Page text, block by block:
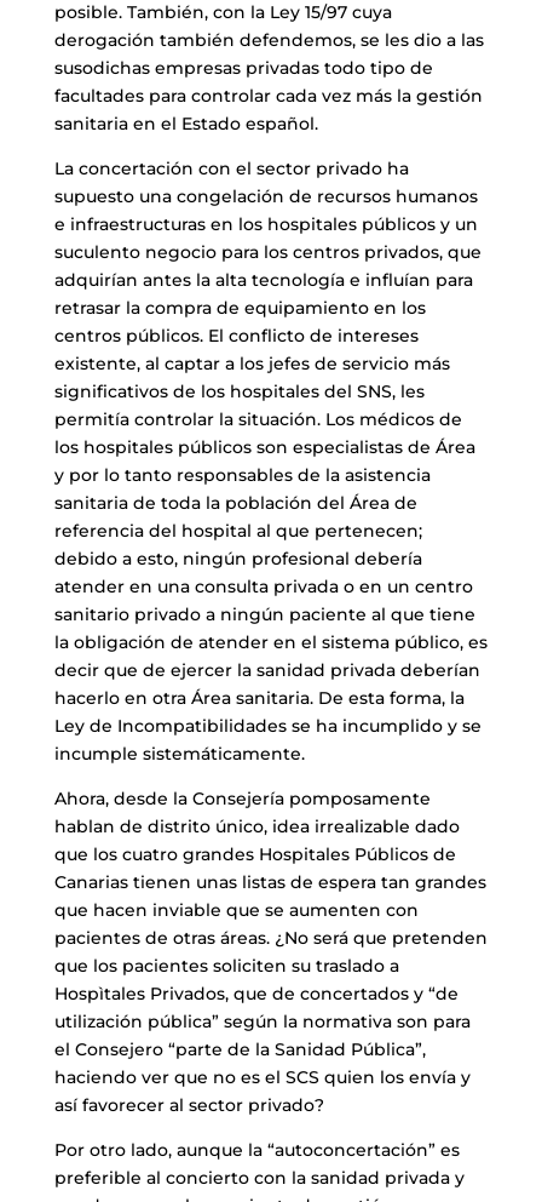
posible. También, con la Ley 15/97 cuya
derogación también defendemos, se les dio a las
susodichas empresas privadas todo tipo de
facultades para controlar cada vez más la gestión
sanitaria en el Estado español.
La concertación con el sector privado ha
supuesto una congelación de recursos humanos
e infraestructuras en los hospitales públicos y un
suculento negocio para los centros privados, que
adquirían antes la alta tecnología e influían para
retrasar la compra de equipamiento en los
centros públicos. El conflicto de intereses
existente, al captar a los jefes de servicio más
significativos de los hospitales del SNS, les
permitía controlar la situación. Los médicos de
los hospitales públicos son especialistas de Área
y por lo tanto responsables de la asistencia
sanitaria de toda la población del Área de
referencia del hospital al que pertenecen;
debido a esto, ningún profesional debería
atender en una consulta privada o en un centro
sanitario privado a ningún paciente al que tiene
la obligación de atender en el sistema público, es
decir que de ejercer la sanidad privada deberían
hacerlo en otra Área sanitaria. De esta forma, la
Ley de Incompatibilidades se ha incumplido y se
incumple sistemáticamente.
Ahora, desde la Consejería pomposamente
hablan de distrito único, idea irrealizable dado
que los cuatro grandes Hospitales Públicos de
Canarias tienen unas listas de espera tan grandes
que hacen inviable que se aumenten con
pacientes de otras áreas. ¿No será que pretenden
que los pacientes soliciten su traslado a
Hospìtales Privados, que de concertados y “de
utilización pública” según la normativa son para
el Consejero “parte de la Sanidad Pública”,
haciendo ver que no es el SCS quien los envía y
así favorecer al sector privado?
Por otro lado, aunque la “autoconcertación” es
preferible al concierto con la sanidad privada y